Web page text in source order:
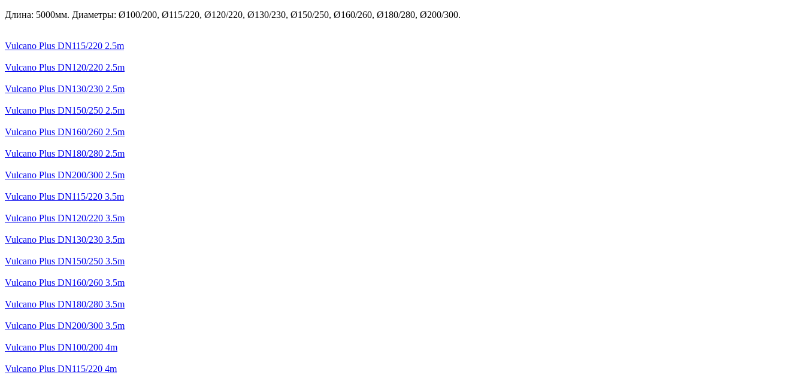
Длина: 5000мм. Диаметры: Ø100/200, Ø115/220, Ø120/220, Ø130/230, Ø150/250, Ø160/260, Ø180/280, Ø200/300.
Vulcano Plus DN115/220 2.5m
Vulcano Plus DN120/220 2.5m
Vulcano Plus DN130/230 2.5m
Vulcano Plus DN150/250 2.5m
Vulcano Plus DN160/260 2.5m
Vulcano Plus DN180/280 2.5m
Vulcano Plus DN200/300 2.5m
Vulcano Plus DN115/220 3.5m
Vulcano Plus DN120/220 3.5m
Vulcano Plus DN130/230 3.5m
Vulcano Plus DN150/250 3.5m
Vulcano Plus DN160/260 3.5m
Vulcano Plus DN180/280 3.5m
Vulcano Plus DN200/300 3.5m
Vulcano Plus DN100/200 4m
Vulcano Plus DN115/220 4m